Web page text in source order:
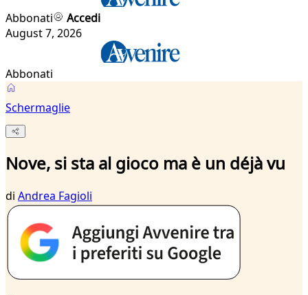
Abbonati
Accedi
August 7, 2026
Abbonati
Schermaglie
Nove, si sta al gioco ma è un déjà vu
di Andrea Fagioli